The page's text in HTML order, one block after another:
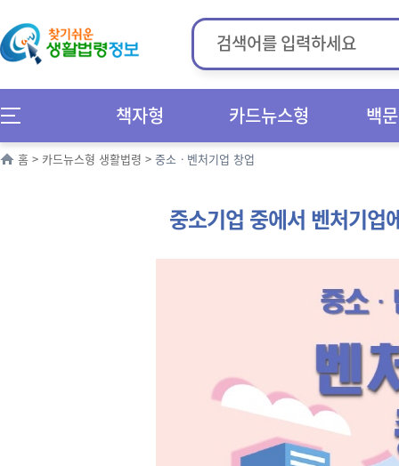
책자형 카드뉴스형 백
홈 > 카드뉴스형 생활법령 > 중소ㆍ벤처기업 창업
중소기업 중에서 벤처기업